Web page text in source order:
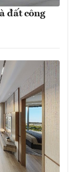
đất công